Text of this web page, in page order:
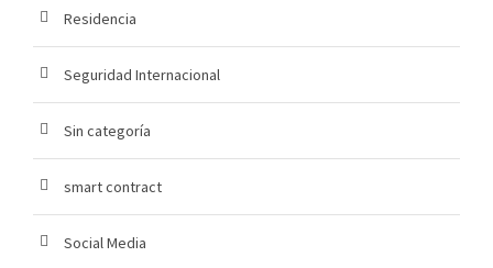
Residencia
Seguridad Internacional
Sin categoría
smart contract
Social Media